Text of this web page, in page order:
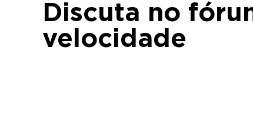
Discuta no
velocidade